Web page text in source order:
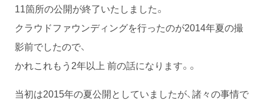
11箇所の公開が終了いたしました。
クラウドファウンディングを行ったのが2014年夏の撮
影前でしたので、
かれこれもう2年以上前の話になります。。
当初は2015年の夏公開としていましたが、諸々の事情で